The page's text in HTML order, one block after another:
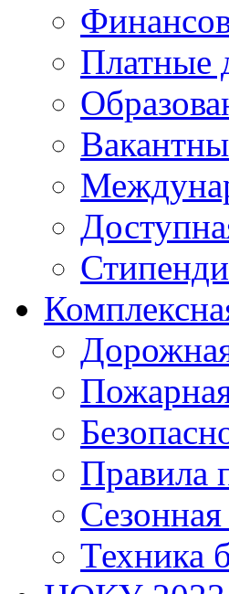
Платные
Правила
Сезонная
Техника